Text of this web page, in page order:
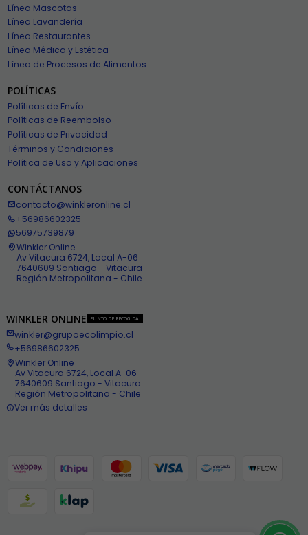
Línea Mascotas
Línea Lavandería
Línea Restaurantes
Línea Médica y Estética
Línea de Procesos de Alimentos
POLÍTICAS
Políticas de Envío
Políticas de Reembolso
Políticas de Privacidad
Términos y Condiciones
Política de Uso y Aplicaciones
CONTÁCTANOS
contacto@winkleronline.cl
+56986602325
56975739879
Winkler Online
Av Vitacura 6724, Local A-06
7640609 Santiago - Vitacura
Región Metropolitana - Chile
WINKLER ONLINE PUNTO DE RECOGIDA
winkler@grupoecolimpio.cl
+56986602325
Winkler Online
Av Vitacura 6724, Local A-06
7640609 Santiago - Vitacura
Región Metropolitana - Chile
Ver más detalles